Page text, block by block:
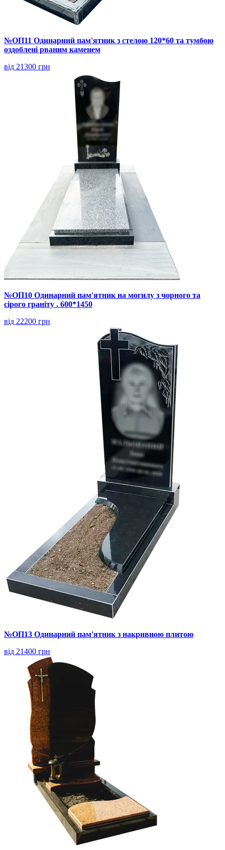
№ОП11 Одинарний пам'ятник з стелою 120*60 та тумбою
оздоблені рваним каменем
від 21300 грн
№ОП10 Одинарний пам'ятник на могилу з чорного та
сірого граніту . 600*1450
від 22200 грн
№ОП13 Одинарний пам'ятник з накривною плитою
від 21400 грн